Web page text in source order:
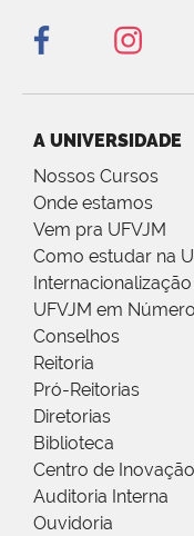
A UNIVERSIDADE
Nossos Cursos
Onde estamos
Vem pra UFVJM
Como estudar na
Internacionalização
UFVJM em
Conselhos
Reitoria
Pró-Reitorias
Diretorias
Biblioteca
Centro de
Auditoria Interna
Ouvidoria